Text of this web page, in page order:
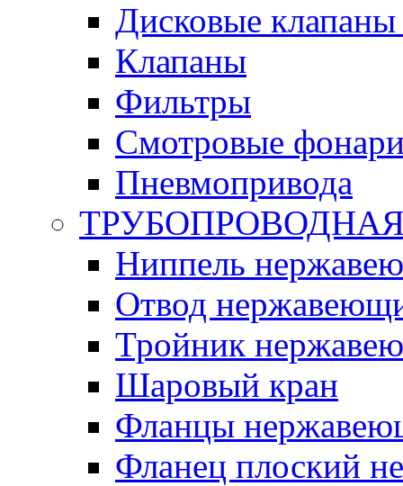
Дисковые
Клапаны
Фильтры
Смотровые
Пневмопривода
Ниппель
Отвод
Тройник
Шаровый кран
Фланцы
Фланец плоский